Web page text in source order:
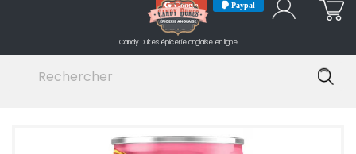
Google Paypal
Candy Dukes épicerie anglaise en ligne